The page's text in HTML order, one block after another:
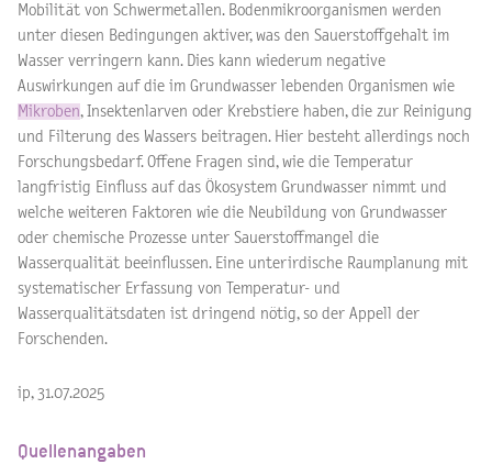
Mobilität von Schwermetallen. Bodenmikroorganismen werden
unter diesen Bedingungen aktiver, was den Sauerstoffgehalt im
Wasser verringern kann. Dies kann wiederum negative
Auswirkungen auf die im Grundwasser lebenden Organismen wie
Mikroben, Insektenlarven oder Krebstiere haben, die zur Reinigung
und Filterung des Wassers beitragen. Hier besteht allerdings noch
Forschungsbedarf. Offene Fragen sind, wie die Temperatur
langfristig Einfluss auf das Ökosystem Grundwasser nimmt und
welche weiteren Faktoren wie die Neubildung von Grundwasser
oder chemische Prozesse unter Sauerstoffmangel die
Wasserqualität beeinflussen. Eine unterirdische Raumplanung mit
systematischer Erfassung von Temperatur- und
Wasserqualitätsdaten ist dringend nötig, so der Appell der
Forschenden.
ip, 31.07.2025
Quellenangaben